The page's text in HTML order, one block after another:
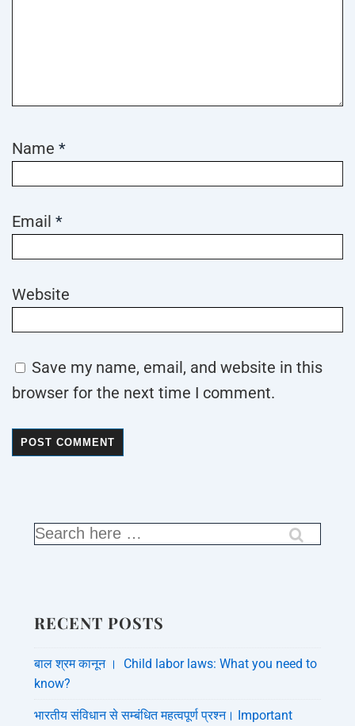
Name *
Email *
Website
Save my name, email, and website in this
browser for the next time I comment.
RECENT POSTS
बाल श्रम कानून । Child labor laws: What you need to
know?
भारतीय संविधान से सम्बंधित महत्वपूर्ण प्रश्न। Important